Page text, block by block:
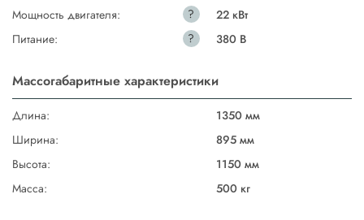
Мощность двигателя:
?
22 кВт
Питание:
? 380 В
Массогабаритные характеристики
Длина:
1350 мм
Ширина:
895 мм
Высота:
1150 мм
Масса:
500 кг